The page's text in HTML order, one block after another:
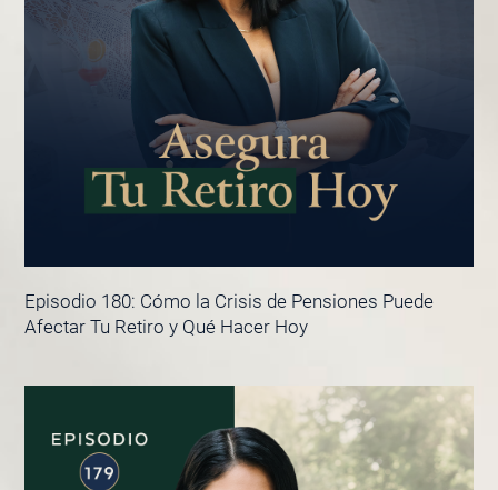
Episodio 180: Cómo la Crisis de Pensiones Puede
Afectar Tu Retiro y Qué Hacer Hoy